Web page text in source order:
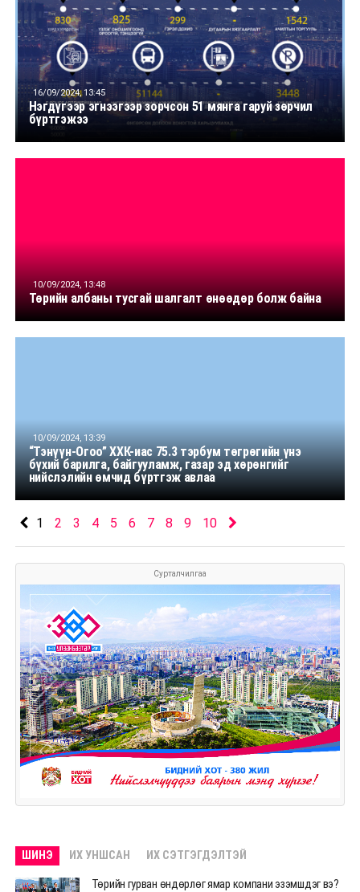
16/09/2024, 13:45
Нэгдүгээр эгнээгээр зорчсон 51 мянга гаруй зөрчил
бүртгэжээ
10/09/2024, 13:48
Төрийн албаны тусгай шалгалт өнөөдөр болж байна
10/09/2024, 13:39
“Тэнүүн-Огоо” ХХК-иас 75.3 тэрбум төгрөгийн үнэ
бүхий барилга, байгууламж, газар эд хөрөнгийг
нийслэлийн өмчид бүртгэж авлаа
1 2 3 4 5 6 7 8 9 10
Сурталчилгаа
ШИНЭ ИХ УНШСАН ИХ СЭТГЭГДЭЛТЭЙ
Төрийн гурван өндөрлөг ямар компани эзэмшдэг вэ?